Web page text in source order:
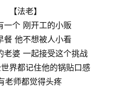
【法老】
一个 刚开工的小贩
餐 他不想被人小看
老婆 一起接受这个挑战
界都记住他的锅贴口感
老师都觉得头疼